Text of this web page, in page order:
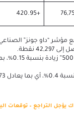
+420.95
التراجع – توقعات اليوم 14 يناير